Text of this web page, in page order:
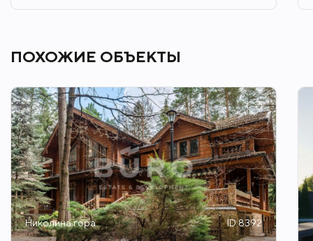
ПОХОЖИЕ ОБЪЕКТЫ
Николина гора ID 8392